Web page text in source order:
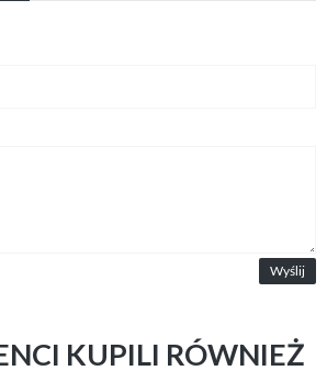
Wyślij
KUPILI RÓWNIEŻ